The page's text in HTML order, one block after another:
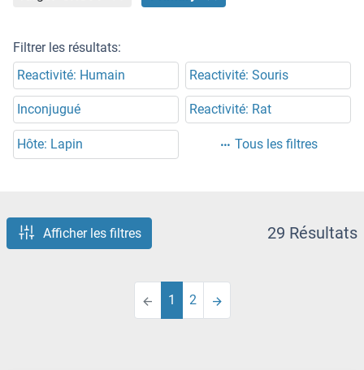
Filtrer les résultats:
Reactivité: Humain
Reactivité: Souris
Inconjugué Reactivité: Rat
Hôte: Lapin Tous les filtres
Afficher les filtres 29 Résultats
1 2